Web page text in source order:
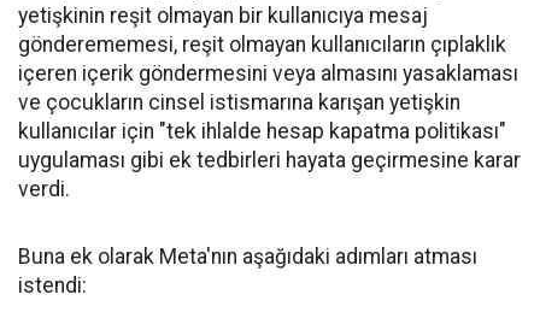
yetişkinin reşit olmayan bir kullanıcıya mesaj
gönderememesi, reşit olmayan kullanıcıların çıplaklık
içeren içerik göndermesini veya almasını yasaklaması
ve çocukların cinsel istismarına karışan yetişkin
kullanıcılar için "tek ihlalde hesap kapatma politikası"
uygulaması gibi ek tedbirleri hayata geçirmesine karar
verdi.
Buna ek olarak Meta'nın aşağıdaki adımları atması
istendi: